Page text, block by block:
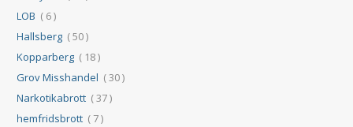
LOB ( 6 )
Hallsberg ( 50 )
Kopparberg ( 18 )
Grov Misshandel ( 30 )
Narkotikabrott ( 37 )
hemfridsbrott ( 7 )